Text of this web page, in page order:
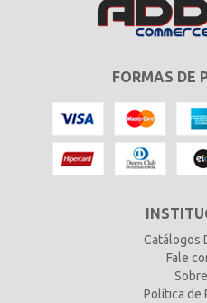
FORMAS DE
Catálogos
Fale
Política de